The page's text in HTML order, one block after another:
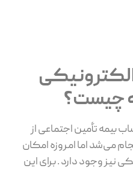
چیست؟
تأمین اجتماعی از
می‌شد اما امروزه امکان
نیز وجود دارد . برای این